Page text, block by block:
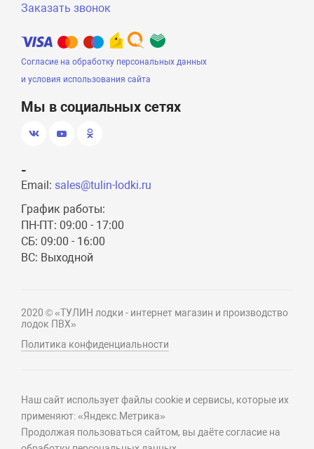
Заказать звонок
Согласие на обработку персональных данных
и условия использования сайта
Мы в социальных сетях
-
Email: sales@tulin-lodki.ru
График работы:
ПН-ПТ: 09:00 - 17:00
СБ: 09:00 - 16:00
ВС: Выходной
2020 © «ТУЛИН лодки - интернет магазин и производство
лодок ПВХ»
Политика конфиденциальности
Наш сайт использует файлы cookie и сервисы, которые их
применяют: «Яндекс.Метрика»
Продолжая пользоваться сайтом, вы даёте согласие на